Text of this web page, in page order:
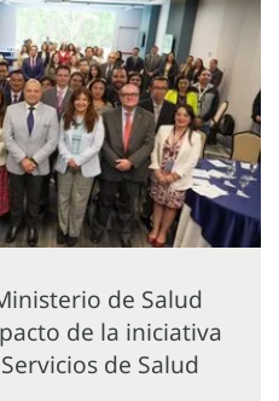
de Salud
de la iniciativa
de Salud